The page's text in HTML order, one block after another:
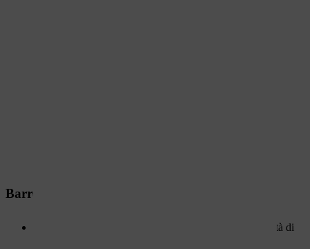
Barre solide e rocchetti di punta sostituibili
Corpo in acciaio solido per la massima stabilità e capacità di